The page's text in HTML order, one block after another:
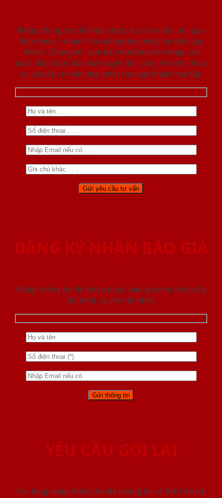
Nhập thông tin để nhận được tư vấn miễn phí qua
điện thoại / email/ tại văn phòng hoặc tại nhà quý
khách. Chúng tôi cam kết mọi thông tin nhập vào
dưới đây được bảo mật tuyệt đối cũng như chỉ phục
vụ yêu cầu tư vấn duy nhất của quý khách tại đây.
ĐĂNG KÝ NHẬN BÁO GIÁ
Nhập thông tin để nhận được báo giá mới nhât đầy
đủ nhất và chi tiết nhất.
YÊU CẦU GỌI LẠI
Vui lòng nhập thông tin để chúng tôi có thể liên hệ